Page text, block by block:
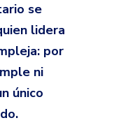
se
lidera
por
ni
único